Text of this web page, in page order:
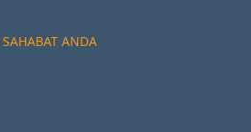
SAHABAT ANDA